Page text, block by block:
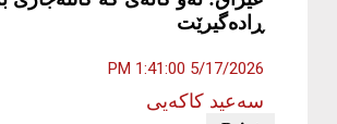
ڕادەگیرێت
5/17/2026 1:41:00 PM
سەعید كاكەیی